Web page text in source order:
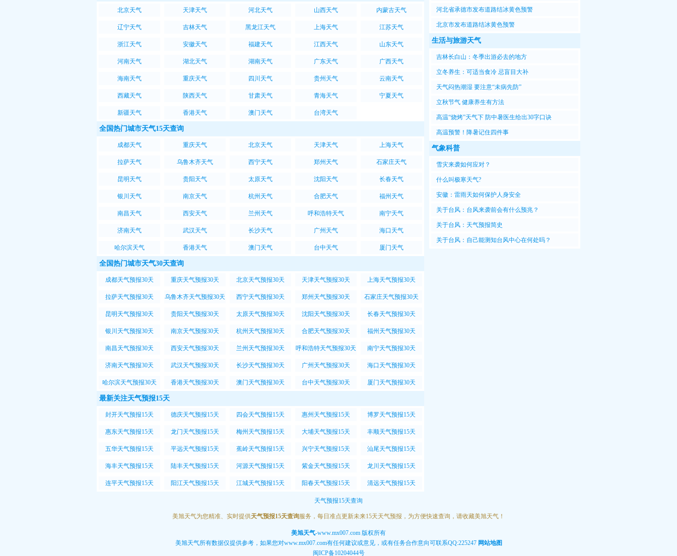
北京天气 天津天气 河北天气 山西天气 内蒙古天气
辽宁天气 吉林天气 黑龙江天气 上海天气 江苏天气
浙江天气 安徽天气 福建天气 江西天气 山东天气
河南天气 湖北天气 湖南天气 广东天气 广西天气
海南天气 重庆天气 四川天气 贵州天气 云南天气
西藏天气 陕西天气 甘肃天气 青海天气 宁夏天气
新疆天气 香港天气 澳门天气 台湾天气
全国热门城市天气15天查询
成都天气 重庆天气 北京天气 天津天气 上海天气
拉萨天气 乌鲁木齐天气 西宁天气 郑州天气 石家庄天气
昆明天气 贵阳天气 太原天气 沈阳天气 长春天气
银川天气 南京天气 杭州天气 合肥天气 福州天气
南昌天气 西安天气 兰州天气 呼和浩特天气 南宁天气
济南天气 武汉天气 长沙天气 广州天气 海口天气
哈尔滨天气 香港天气 澳门天气 台中天气 厦门天气
全国热门城市天气30天查询
成都天气预报30天 重庆天气预报30天 北京天气预报30天 天津天气预报30天 上海天气预报30天
拉萨天气预报30天 乌鲁木齐天气预报30天 西宁天气预报30天 郑州天气预报30天 石家庄天气预报30天
昆明天气预报30天 贵阳天气预报30天 太原天气预报30天 沈阳天气预报30天 长春天气预报30天
银川天气预报30天 南京天气预报30天 杭州天气预报30天 合肥天气预报30天 福州天气预报30天
南昌天气预报30天 西安天气预报30天 兰州天气预报30天 呼和浩特天气预报30天 南宁天气预报30天
济南天气预报30天 武汉天气预报30天 长沙天气预报30天 广州天气预报30天 海口天气预报30天
哈尔滨天气预报30天 香港天气预报30天 澳门天气预报30天 台中天气预报30天 厦门天气预报30天
最新关注天气预报15天
封开天气预报15天 德庆天气预报15天 四会天气预报15天 惠州天气预报15天 博罗天气预报15天
惠东天气预报15天 龙门天气预报15天 梅州天气预报15天 大埔天气预报15天 丰顺天气预报15天
五华天气预报15天 平远天气预报15天 蕉岭天气预报15天 兴宁天气预报15天 汕尾天气预报15天
海丰天气预报15天 陆丰天气预报15天 河源天气预报15天 紫金天气预报15天 龙川天气预报15天
连平天气预报15天 阳江天气预报15天 江城天气预报15天 阳春天气预报15天 清远天气预报15天
河北省承德市发布道路结冰黄色预警
北京市发布道路结冰黄色预警
生活与旅游天气
吉林长白山：冬季出游必去的地方
立冬养生：可适当食冷 忌盲目大补
天气闷热潮湿 要注意“未病先防”
立秋节气 健康养生有方法
高温“烧烤”天气下 防中暑医生给出30字口诀
高温预警！降暑记住四件事
气象科普
雪灾来袭如何应对？
什么叫极寒天气?
安徽：雷雨天如何保护人身安全
关于台风：台风来袭前会有什么预兆？
关于台风：天气预报简史
关于台风：自己能测知台风中心在何处吗？
天气预报15天查询
美旭天气为您精准、实时提供天气预报15天查询服务，每日准点更新未来15天天气预报，为方便快速查询，请收藏美旭天气！
美旭天气-www.mx007.com 版权所有
美旭天气所有数据仅提供参考，如果您对www.mx007.com有任何建议或意见，或有任务合作意向可联系QQ:225247 网站地图
闽ICP备10204044号